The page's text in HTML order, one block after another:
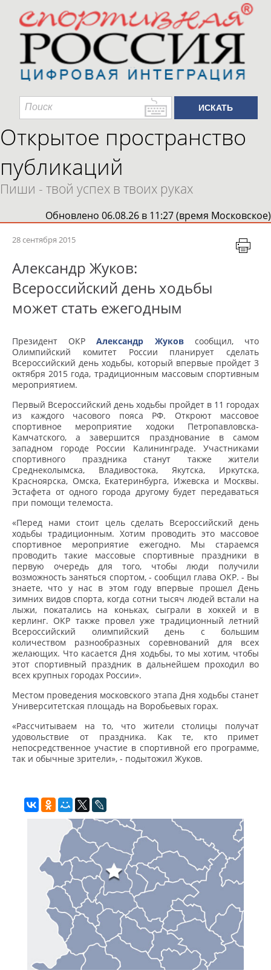
Открытое пространство
публикаций
Пиши - твой успех в твоих руках
Обновлено 06.08.26 в 11:27 (время Московское)
28 сентября 2015
Александр Жуков:
Всероссийский день ходьбы
может стать ежегодным
Президент ОКРАлександр Жуковсообщил, что
Олимпийский комитет России планирует сделать
Всероссийский день ходьбы, который впервые пройдет 3
октября 2015 года, традиционным массовым спортивным
мероприятием.
Первый Всероссийский день ходьбы пройдет в 11 городах
из каждого часового пояса РФ. Откроют массовое
спортивное мероприятие ходоки Петропавловска-
Камчатского, а завершится празднование в самом
западном городе России Калининграде. Участниками
спортивного праздника станут также жители
Среднеколымска, Владивостока, Якутска, Иркутска,
Красноярска, Омска, Екатеринбурга, Ижевска и Москвы.
Эстафета от одного города другому будет передаваться
при помощи телемоста.
«Перед нами стоит цель сделать Всероссийский день
ходьбы традиционным. Хотим проводить это массовое
спортивное мероприятие ежегодно. Мы стараемся
проводить такие массовые спортивные праздники в
первую очередь для того, чтобы люди получили
возможность заняться спортом, - сообщил глава ОКР. - Вы
знаете, что у нас в этом году впервые прошел День
зимних видов спорта, когда сотни тысяч людей встали на
лыжи, покатались на коньках, сыграли в хоккей и в
керлинг. ОКР также провел уже традиционный летний
Всероссийский олимпийский день с большим
количеством разнообразных соревнований для всех
желающих. Что касается Дня ходьбы, то мы хотим, чтобы
этот спортивный праздник в дальнейшем проходил во
всех крупных городах России».
Местом проведения московского этапа Дня ходьбы станет
Университетская площадь на Воробьевых горах.
«Рассчитываем на то, что жители столицы получат
удовольствие от праздника. Как те, кто примет
непосредственное участие в спортивной его программе,
так и обычные зрители», - подытожил Жуков.